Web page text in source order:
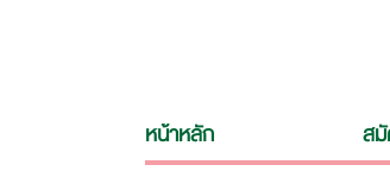
หน้าหลัก สมั